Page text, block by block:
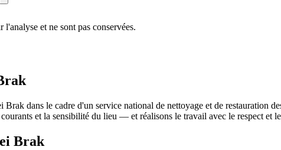
et ne sont pas conservées.
dans le cadre d'un service national de nettoyage et de restauration
et la sensibilité du lieu — et réalisons le travail avec le respect et
Brak